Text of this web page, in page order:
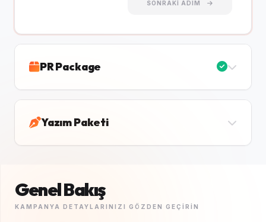
SONRAKI ADIM
PR Package
Yazım Paketi
Genel Bakış
KAMPANYA DETAYLARINIZI GÖZDEN GEÇIRIN